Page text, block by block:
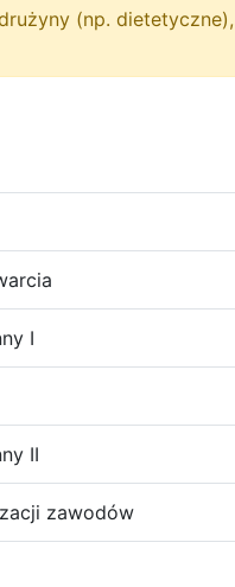
(np.
I
II
zawodów